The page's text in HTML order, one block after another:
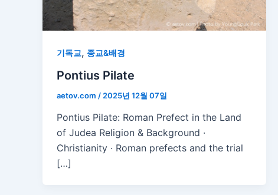
기독교, 종교&배경
Pontius Pilate
aetov.com / 2025년 12월 07일
Pontius Pilate: Roman Prefect in the Land
of Judea Religion & Background ·
Christianity · Roman prefects and the trial
[…]